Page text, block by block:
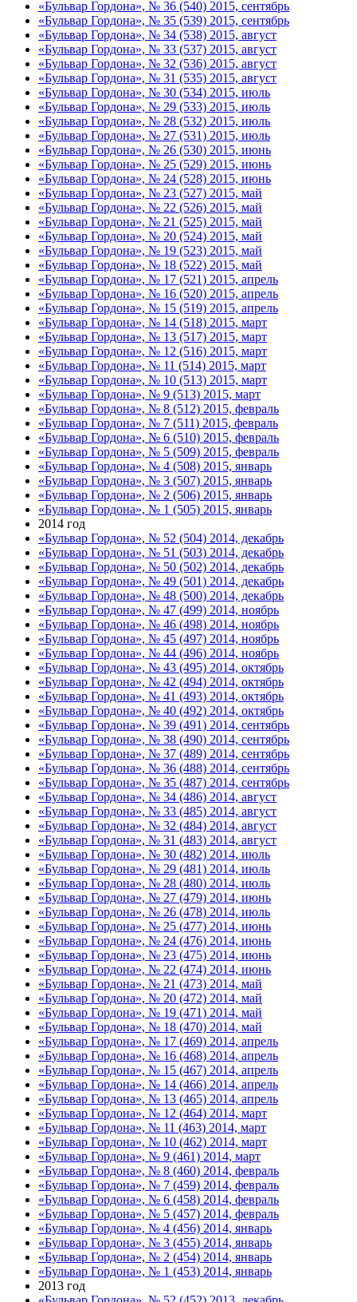
«Бульвар Гордона», № 36 (540) 2015, сентябрь
«Бульвар Гордона», № 35 (539) 2015, сентябрь
«Бульвар Гордона», № 34 (538) 2015, август
«Бульвар Гордона», № 33 (537) 2015, август
«Бульвар Гордона», № 32 (536) 2015, август
«Бульвар Гордона», № 31 (535) 2015, август
«Бульвар Гордона», № 30 (534) 2015, июль
«Бульвар Гордона», № 29 (533) 2015, июль
«Бульвар Гордона», № 28 (532) 2015, июль
«Бульвар Гордона», № 27 (531) 2015, июль
«Бульвар Гордона», № 26 (530) 2015, июнь
«Бульвар Гордона», № 25 (529) 2015, июнь
«Бульвар Гордона», № 24 (528) 2015, июнь
«Бульвар Гордона», № 23 (527) 2015, май
«Бульвар Гордона», № 22 (526) 2015, май
«Бульвар Гордона», № 21 (525) 2015, май
«Бульвар Гордона», № 20 (524) 2015, май
«Бульвар Гордона», № 19 (523) 2015, май
«Бульвар Гордона», № 18 (522) 2015, май
«Бульвар Гордона», № 17 (521) 2015, апрель
«Бульвар Гордона», № 16 (520) 2015, апрель
«Бульвар Гордона», № 15 (519) 2015, апрель
«Бульвар Гордона», № 14 (518) 2015, март
«Бульвар Гордона», № 13 (517) 2015, март
«Бульвар Гордона», № 12 (516) 2015, март
«Бульвар Гордона», № 11 (514) 2015, март
«Бульвар Гордона», № 10 (513) 2015, март
«Бульвар Гордона», № 9 (513) 2015, март
«Бульвар Гордона», № 8 (512) 2015, февраль
«Бульвар Гордона», № 7 (511) 2015, февраль
«Бульвар Гордона», № 6 (510) 2015, февраль
«Бульвар Гордона», № 5 (509) 2015, февраль
«Бульвар Гордона», № 4 (508) 2015, январь
«Бульвар Гордона», № 3 (507) 2015, январь
«Бульвар Гордона», № 2 (506) 2015, январь
«Бульвар Гордона», № 1 (505) 2015, январь
2014 год
«Бульвар Гордона», № 52 (504) 2014, декабрь
«Бульвар Гордона», № 51 (503) 2014, декабрь
«Бульвар Гордона», № 50 (502) 2014, декабрь
«Бульвар Гордона», № 49 (501) 2014, декабрь
«Бульвар Гордона», № 48 (500) 2014, декабрь
«Бульвар Гордона», № 47 (499) 2014, ноябрь
«Бульвар Гордона», № 46 (498) 2014, ноябрь
«Бульвар Гордона», № 45 (497) 2014, ноябрь
«Бульвар Гордона», № 44 (496) 2014, ноябрь
«Бульвар Гордона», № 43 (495) 2014, октябрь
«Бульвар Гордона», № 42 (494) 2014, октябрь
«Бульвар Гордона», № 41 (493) 2014, октябрь
«Бульвар Гордона», № 40 (492) 2014, октябрь
«Бульвар Гордона», № 39 (491) 2014, сентябрь
«Бульвар Гордона», № 38 (490) 2014, сентябрь
«Бульвар Гордона», № 37 (489) 2014, сентябрь
«Бульвар Гордона», № 36 (488) 2014, сентябрь
«Бульвар Гордона», № 35 (487) 2014, сентябрь
«Бульвар Гордона», № 34 (486) 2014, август
«Бульвар Гордона», № 33 (485) 2014, август
«Бульвар Гордона», № 32 (484) 2014, август
«Бульвар Гордона», № 31 (483) 2014, август
«Бульвар Гордона», № 30 (482) 2014, июль
«Бульвар Гордона», № 29 (481) 2014, июль
«Бульвар Гордона», № 28 (480) 2014, июль
«Бульвар Гордона», № 27 (479) 2014, июнь
«Бульвар Гордона», № 26 (478) 2014, июль
«Бульвар Гордона», № 25 (477) 2014, июнь
«Бульвар Гордона», № 24 (476) 2014, июнь
«Бульвар Гордона», № 23 (475) 2014, июнь
«Бульвар Гордона», № 22 (474) 2014, июнь
«Бульвар Гордона», № 21 (473) 2014, май
«Бульвар Гордона», № 20 (472) 2014, май
«Бульвар Гордона», № 19 (471) 2014, май
«Бульвар Гордона», № 18 (470) 2014, май
«Бульвар Гордона», № 17 (469) 2014, апрель
«Бульвар Гордона», № 16 (468) 2014, апрель
«Бульвар Гордона», № 15 (467) 2014, апрель
«Бульвар Гордона», № 14 (466) 2014, апрель
«Бульвар Гордона», № 13 (465) 2014, апрель
«Бульвар Гордона», № 12 (464) 2014, март
«Бульвар Гордона», № 11 (463) 2014, март
«Бульвар Гордона», № 10 (462) 2014, март
«Бульвар Гордона», № 9 (461) 2014, март
«Бульвар Гордона», № 8 (460) 2014, февраль
«Бульвар Гордона», № 7 (459) 2014, февраль
«Бульвар Гордона», № 6 (458) 2014, февраль
«Бульвар Гордона», № 5 (457) 2014, февраль
«Бульвар Гордона», № 4 (456) 2014, январь
«Бульвар Гордона», № 3 (455) 2014, январь
«Бульвар Гордона», № 2 (454) 2014, январь
«Бульвар Гордона», № 1 (453) 2014, январь
2013 год